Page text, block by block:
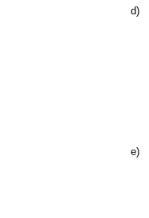
d)
e)